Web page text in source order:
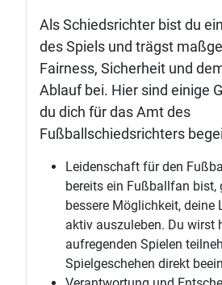
Als Schiedsrichter bist du
des Spiels und trägst
Fairness, Sicherheit und
Ablauf bei. Hier sind einige
du dich für das Amt des
Fußballschiedsrichters
Leidenschaft für den
bereits ein Fußballfan bist,
bessere Möglichkeit, deine
aktiv auszuleben. Du wirst
aufregenden Spielen
Spielgeschehen direkt